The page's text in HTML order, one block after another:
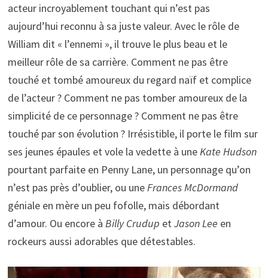
acteur incroyablement touchant qui n’est pas
aujourd’hui reconnu à sa juste valeur. Avec le rôle de
William dit « l’ennemi », il trouve le plus beau et le
meilleur rôle de sa carrière. Comment ne pas être
touché et tombé amoureux du regard naïf et complice
de l’acteur ? Comment ne pas tomber amoureux de la
simplicité de ce personnage ? Comment ne pas être
touché par son évolution ? Irrésistible, il porte le film sur
ses jeunes épaules et vole la vedette à uneKate Hudson
pourtant parfaite en Penny Lane, un personnage qu’on
n’est pas près d’oublier, ou uneFrances McDormand
géniale en mère un peu fofolle, mais débordant
d’amour. Ou encore à Billy Crudup etJason Lee en
rockeurs aussi adorables que détestables.